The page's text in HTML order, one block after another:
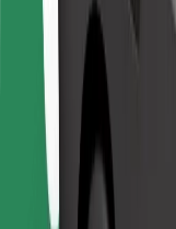
Kurjeriem
Bolt Food
Restorāniem
Bolt for